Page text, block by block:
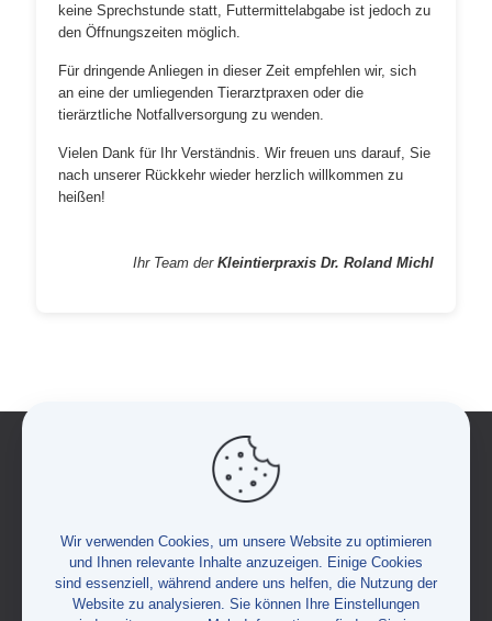
keine Sprechstunde statt, Futtermittelabgabe ist jedoch zu
den Öffnungszeiten möglich.
Für dringende Anliegen in dieser Zeit empfehlen wir, sich
an eine der umliegenden Tierarztpraxen oder die
tierärztliche Notfallversorgung zu wenden.
Vielen Dank für Ihr Verständnis. Wir freuen uns darauf, Sie
nach unserer Rückkehr wieder herzlich willkommen zu
heißen!
Ihr Team der Kleintierpraxis Dr. Roland Michl
Wir verwenden Cookies, um unsere Website zu optimieren
und Ihnen relevante Inhalte anzuzeigen. Einige Cookies
sind essenziell, während andere uns helfen, die Nutzung der
Website zu analysieren. Sie können Ihre Einstellungen